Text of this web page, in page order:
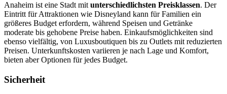
Anaheim ist eine Stadt mit unterschiedlichsten Preisklassen. Der
Eintritt für Attraktionen wie Disneyland kann für Familien ein
größeres Budget erfordern, während Speisen und Getränke
moderate bis gehobene Preise haben. Einkaufsmöglichkeiten sind
ebenso vielfältig, von Luxusboutiquen bis zu Outlets mit reduzierten
Preisen. Unterkunftskosten variieren je nach Lage und Komfort,
bieten aber Optionen für jedes Budget.
Sicherheit